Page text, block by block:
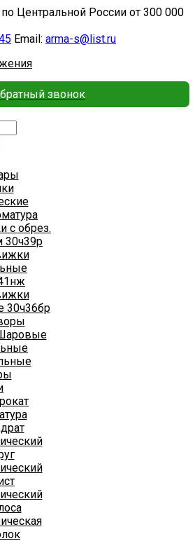
Центральной России от 300 000
Email: arma-s@list.ru
звонок
с обрез.
30ч39р
30ч36бр